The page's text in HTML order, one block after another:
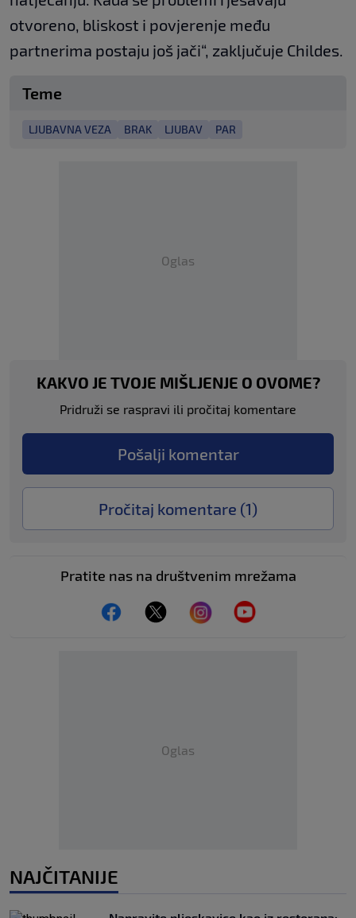
otvoreno, bliskost i povjerenje među
partnerima postaju još jači“, zaključuje Childes.
Teme
LJUBAVNA VEZA BRAK LJUBAV PAR
Oglas
KAKVO JE TVOJE MIŠLJENJE O OVOME?
Pridruži se raspravi ili pročitaj komentare
Pošalji komentar
Pročitaj komentare (1)
Pratite nas na društvenim mrežama
Oglas
NAJČITANIJE